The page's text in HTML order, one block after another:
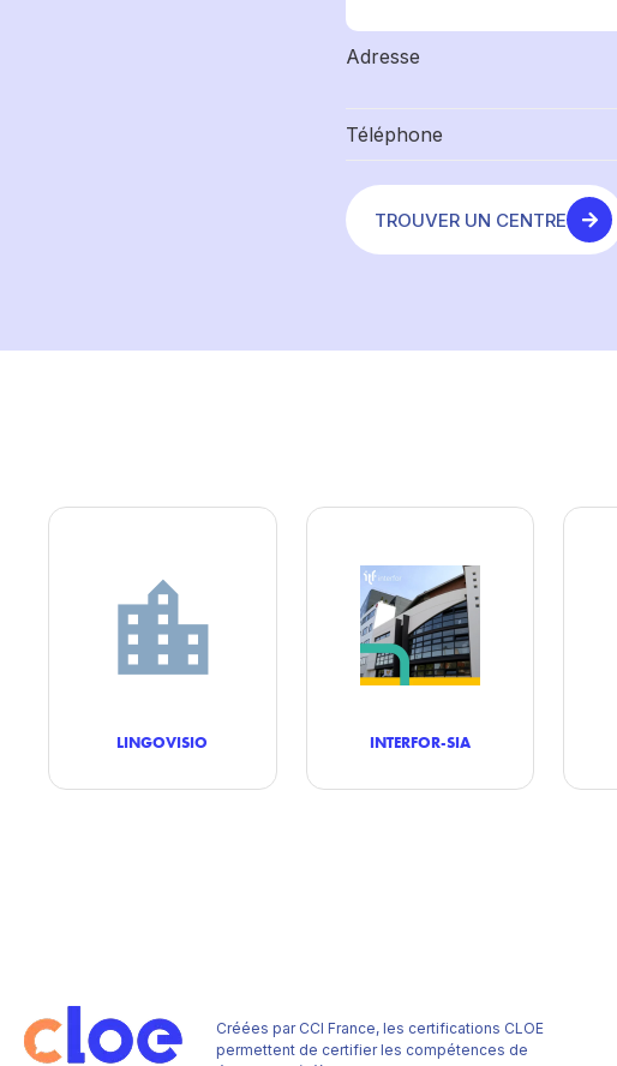
Adresse
Téléphone
TROUVER UN CENTRE
LINGOVISIO INTERFOR-SIA
Créées par CCI France, les certifications CLOE
permettent de certifier les compétences de